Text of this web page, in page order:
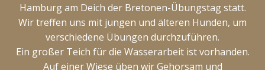
Hamburg am Deich der Bretonen-Übungstag statt.
Wir treffen uns mit jungen und älteren Hunden, um
verschiedene Übungen durchzuführen.
Ein großer Teich für die Wasserarbeit ist vorhanden.
Auf einer Wiese üben wir Gehorsam und